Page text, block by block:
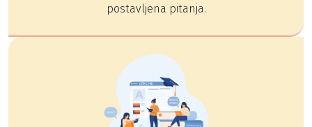
postavljena pitanja.